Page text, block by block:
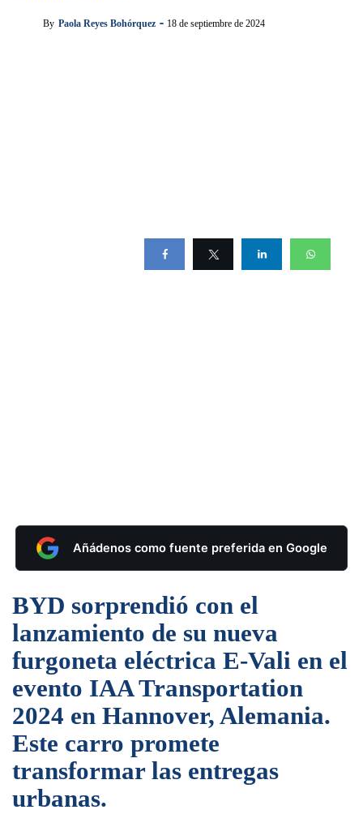
By Paola Reyes Bohórquez 18 de septiembre de 2024
Añádenos como fuente preferida en Google
BYD sorprendió con el
lanzamiento de su nueva
furgoneta eléctrica E-Vali en el
evento IAA Transportation
2024 en Hannover, Alemania.
Este carro promete
transformar las entregas
urbanas.